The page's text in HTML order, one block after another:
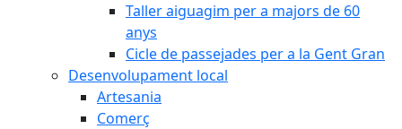
Taller aiguagim per a majors de 60
anys
Cicle de passejades per a la Gent Gran
Desenvolupament local
Artesania
Comerç